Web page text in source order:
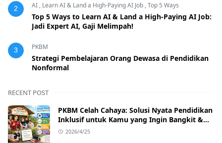
2 AI , Learn AI & Land a High-Paying AI Job ,Top 5 Ways
Top 5 Ways to Learn AI & Land a High-Paying AI Job:
Jadi Expert AI, Gaji Melimpah!
3 PKBM
Strategi Pembelajaran Orang Dewasa di Pendidikan
Nonformal
RECENT POST
PKBM Celah Cahaya: Solusi Nyata Pendidikan
Inklusif untuk Kamu yang Ingin Bangkit &
Sukses
2026/4/25